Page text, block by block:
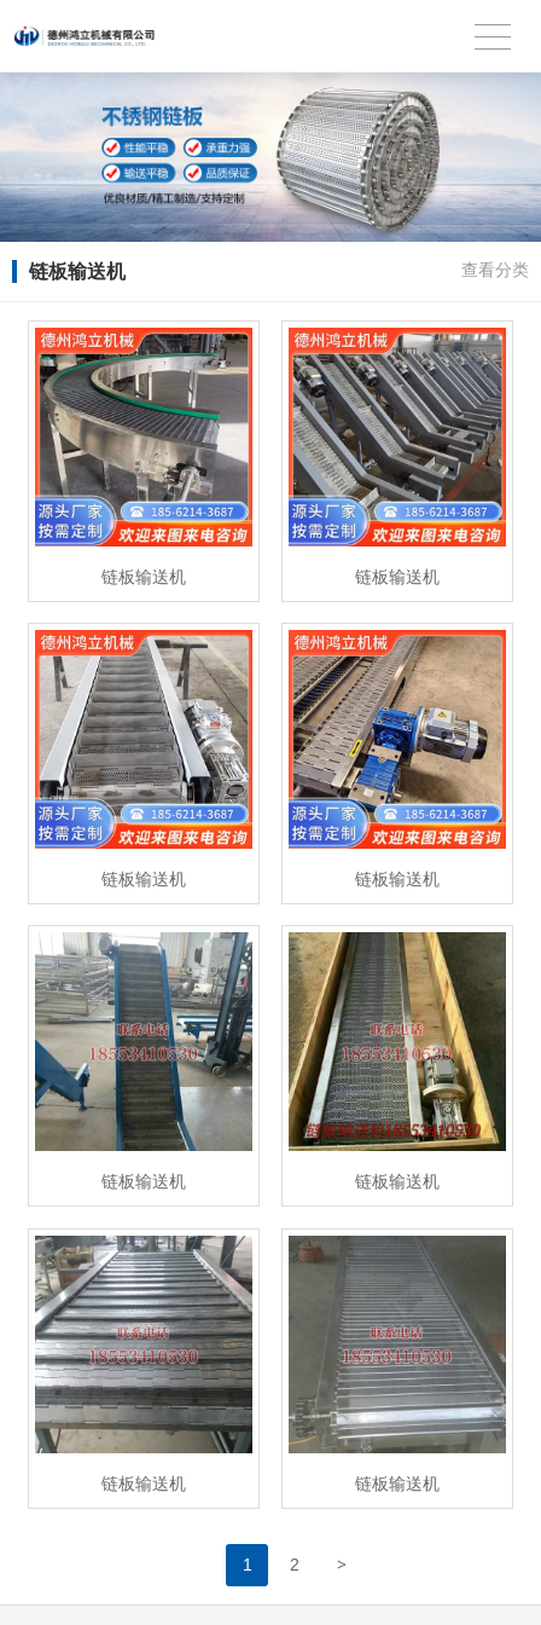
链板输送机 查看分类
链板输送机 链板输送机
链板输送机 链板输送机
链板输送机 链板输送机
链板输送机 链板输送机
1 2 >